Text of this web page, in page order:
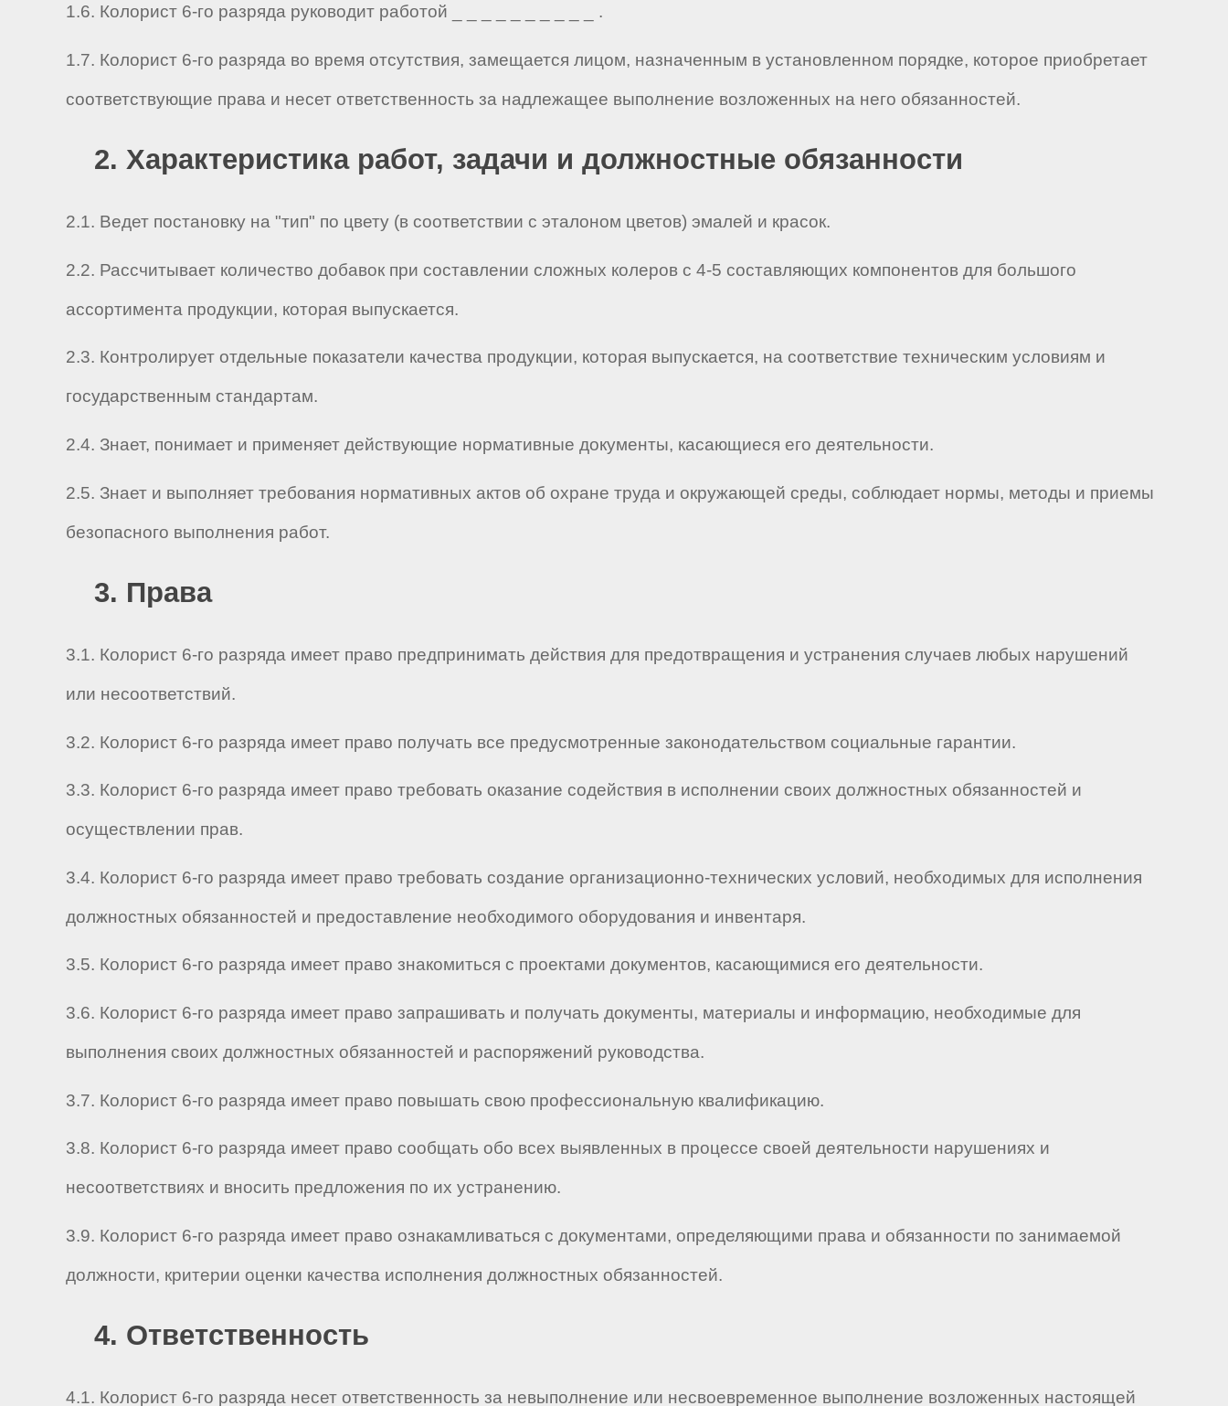
1.6. Колорист 6-го разряда руководит работой _ _ _ _ _ _ _ _ _ _ .
1.7. Колорист 6-го разряда во время отсутствия, замещается лицом, назначенным в установленном порядке, которое приобретает
соответствующие права и несет ответственность за надлежащее выполнение возложенных на него обязанностей.
2. Характеристика работ, задачи и должностные обязанности
2.1. Ведет постановку на "тип" по цвету (в соответствии с эталоном цветов) эмалей и красок.
2.2. Рассчитывает количество добавок при составлении сложных колеров с 4-5 составляющих компонентов для большого
ассортимента продукции, которая выпускается.
2.3. Контролирует отдельные показатели качества продукции, которая выпускается, на соответствие техническим условиям и
государственным стандартам.
2.4. Знает, понимает и применяет действующие нормативные документы, касающиеся его деятельности.
2.5. Знает и выполняет требования нормативных актов об охране труда и окружающей среды, соблюдает нормы, методы и приемы
безопасного выполнения работ.
3. Права
3.1. Колорист 6-го разряда имеет право предпринимать действия для предотвращения и устранения случаев любых нарушений
или несоответствий.
3.2. Колорист 6-го разряда имеет право получать все предусмотренные законодательством социальные гарантии.
3.3. Колорист 6-го разряда имеет право требовать оказание содействия в исполнении своих должностных обязанностей и
осуществлении прав.
3.4. Колорист 6-го разряда имеет право требовать создание организационно-технических условий, необходимых для исполнения
должностных обязанностей и предоставление необходимого оборудования и инвентаря.
3.5. Колорист 6-го разряда имеет право знакомиться с проектами документов, касающимися его деятельности.
3.6. Колорист 6-го разряда имеет право запрашивать и получать документы, материалы и информацию, необходимые для
выполнения своих должностных обязанностей и распоряжений руководства.
3.7. Колорист 6-го разряда имеет право повышать свою профессиональную квалификацию.
3.8. Колорист 6-го разряда имеет право сообщать обо всех выявленных в процессе своей деятельности нарушениях и
несоответствиях и вносить предложения по их устранению.
3.9. Колорист 6-го разряда имеет право ознакамливаться с документами, определяющими права и обязанности по занимаемой
должности, критерии оценки качества исполнения должностных обязанностей.
4. Ответственность
4.1. Колорист 6-го разряда несет ответственность за невыполнение или несвоевременное выполнение возложенных настоящей